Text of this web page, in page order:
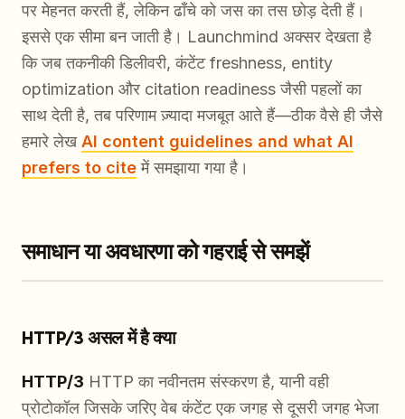
पर मेहनत करती हैं, लेकिन ढाँचे को जस का तस छोड़ देती हैं।
इससे एक सीमा बन जाती है। Launchmind अक्सर देखता है
कि जब तकनीकी डिलीवरी, कंटेंट freshness, entity
optimization और citation readiness जैसी पहलों का
साथ देती है, तब परिणाम ज़्यादा मजबूत आते हैं—ठीक वैसे ही जैसे
हमारे लेखAI content guidelines and what AI
prefers to citeमें समझाया गया है।
समाधान या अवधारणा को गहराई से समझें
HTTP/3 असल में है क्या
HTTP/3 HTTP का नवीनतम संस्करण है, यानी वही
प्रोटोकॉल जिसके जरिए वेब कंटेंट एक जगह से दूसरी जगह भेजा